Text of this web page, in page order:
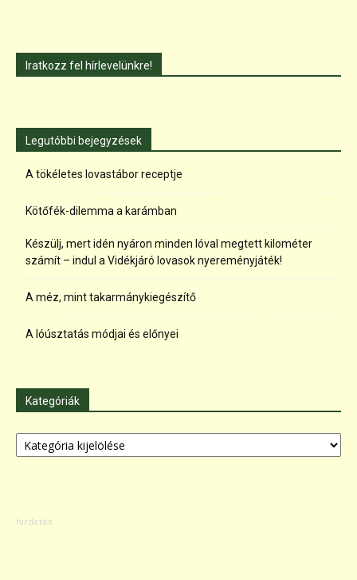
Iratkozz fel hírlevelünkre!
Legutóbbi bejegyzések
A tökéletes lovastábor receptje
Kötőfék-dilemma a karámban
Készülj, mert idén nyáron minden lóval megtett kilométer
számít – indul a Vidékjáró lovasok nyereményjáték!
A méz, mint takarmánykiegészítő
A lóúsztatás módjai és előnyei
Kategóriák
Kategóriák